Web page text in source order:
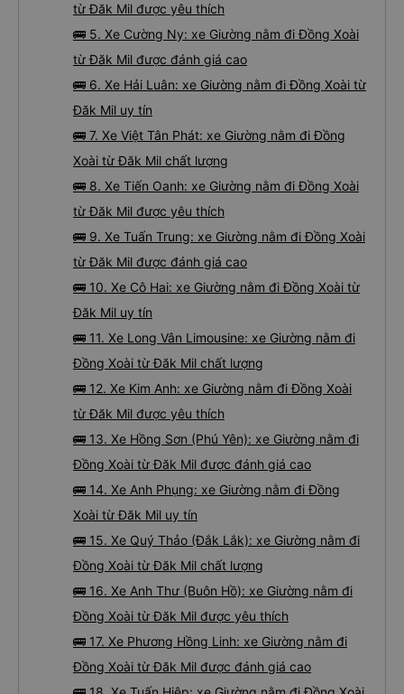
từ Đăk Mil được yêu thích
🚌 5. Xe Cường Ny: xe Giường nằm đi Đồng Xoài
từ Đăk Mil được đánh giá cao
🚌 6. Xe Hải Luân: xe Giường nằm đi Đồng Xoài từ
Đăk Mil uy tín
🚌 7. Xe Việt Tân Phát: xe Giường nằm đi Đồng
Xoài từ Đăk Mil chất lượng
🚌 8. Xe Tiến Oanh: xe Giường nằm đi Đồng Xoài
từ Đăk Mil được yêu thích
🚌 9. Xe Tuấn Trung: xe Giường nằm đi Đồng Xoài
từ Đăk Mil được đánh giá cao
🚌 10. Xe Cô Hai: xe Giường nằm đi Đồng Xoài từ
Đăk Mil uy tín
🚌 11. Xe Long Vân Limousine: xe Giường nằm đi
Đồng Xoài từ Đăk Mil chất lượng
🚌 12. Xe Kim Anh: xe Giường nằm đi Đồng Xoài
từ Đăk Mil được yêu thích
🚌 13. Xe Hồng Sơn (Phú Yên): xe Giường nằm đi
Đồng Xoài từ Đăk Mil được đánh giá cao
🚌 14. Xe Anh Phụng: xe Giường nằm đi Đồng
Xoài từ Đăk Mil uy tín
🚌 15. Xe Quý Thảo (Đắk Lắk): xe Giường nằm đi
Đồng Xoài từ Đăk Mil chất lượng
🚌 16. Xe Anh Thư (Buôn Hồ): xe Giường nằm đi
Đồng Xoài từ Đăk Mil được yêu thích
🚌 17. Xe Phương Hồng Linh: xe Giường nằm đi
Đồng Xoài từ Đăk Mil được đánh giá cao